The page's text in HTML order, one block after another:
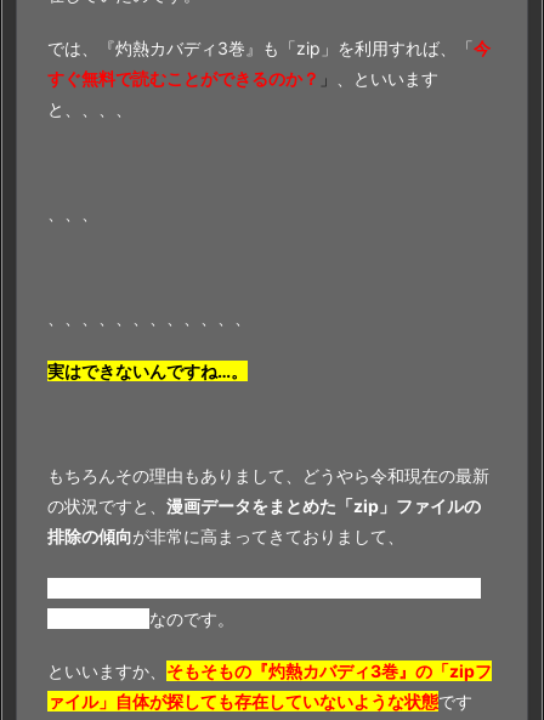
では、『灼熱カバディ3巻』も「zip」を利用すれば、「今
すぐ無料で読むことができるのか？ 」
、といいます
と、、、、
実はできないんですね…。
もちろんその理由もありまして、どうやら令和現在の最新
の状況ですと、 漫画データをまとめた「zip」ファイルの
排除の傾向が非常に高まってきておりまして、
なのです。
といいますか、 そもそもの『灼熱カバディ3巻』の「zipフ
ァイル」自体が探しても存在していないような状態です